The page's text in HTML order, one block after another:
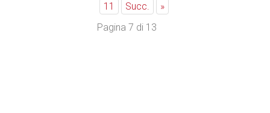
11
Succ.
»
Pagina 7 di 13